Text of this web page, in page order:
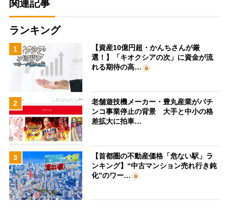
関連記事
ランキング
1
【資産10億円超・かんちさんが厳
選！】「キオクシアの次」に資金が流
れる期待の高…
2
老舗遊技機メーカー・豊丸産業がパチ
ンコ事業停止の背景 大手と中小の格
差拡大に拍車…
3
【首都圏の不動産価格「危ない駅」ラ
ンキング】“中古マンション売れ行き鈍
化”のワー…